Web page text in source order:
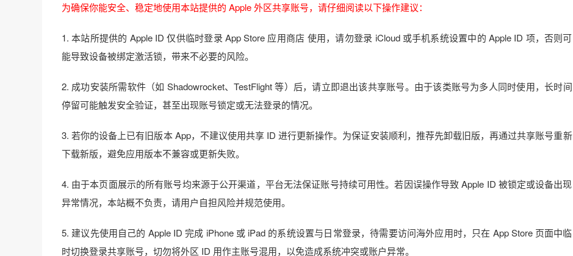
为确保你能安全、稳定地使用本站提供的 Apple 外区共享账号，请仔细阅读以下操作建议：
1. 本站所提供的 Apple ID 仅供临时登录 App Store 应用商店 使用，请勿登录 iCloud 或手机系统设置中的 Apple ID 项，否则可
能导致设备被绑定激活锁，带来不必要的风险。
2. 成功安装所需软件（如 Shadowrocket、TestFlight 等）后，请立即退出该共享账号。由于该类账号为多人同时使用，长时间
停留可能触发安全验证，甚至出现账号锁定或无法登录的情况。
3. 若你的设备上已有旧版本 App，不建议使用共享 ID 进行更新操作。为保证安装顺利，推荐先卸载旧版，再通过共享账号重新
下载新版，避免应用版本不兼容或更新失败。
4. 由于本页面展示的所有账号均来源于公开渠道，平台无法保证账号持续可用性。若因误操作导致 Apple ID 被锁定或设备出现
异常情况，本站概不负责，请用户自担风险并规范使用。
5. 建议先使用自己的 Apple ID 完成 iPhone 或 iPad 的系统设置与日常登录，待需要访问海外应用时，只在 App Store 页面中临
时切换登录共享账号，切勿将外区 ID 用作主账号混用，以免造成系统冲突或账户异常。